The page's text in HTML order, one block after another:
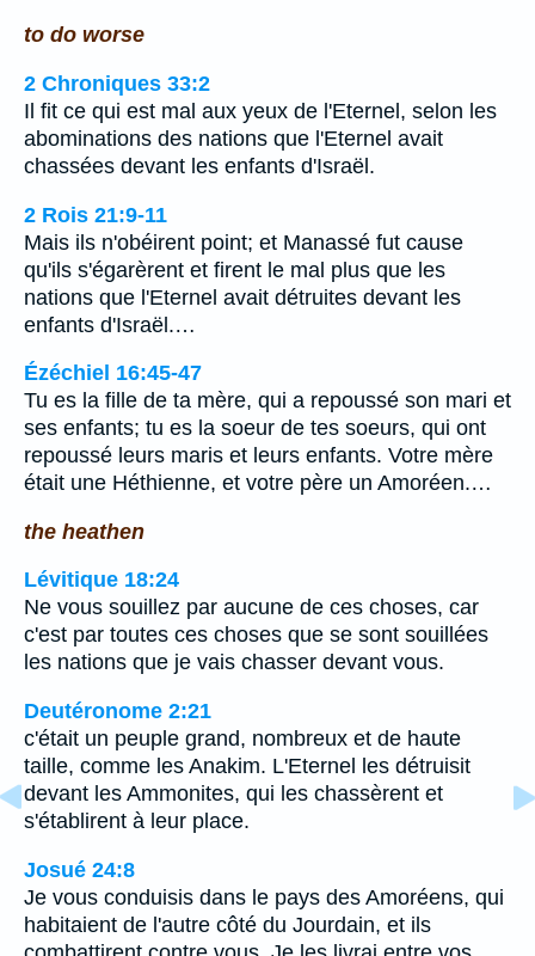
to do worse
2 Chroniques 33:2
Il fit ce qui est mal aux yeux de l'Eternel, selon les
abominations des nations que l'Eternel avait
chassées devant les enfants d'Israël.
2 Rois 21:9-11
Mais ils n'obéirent point; et Manassé fut cause
qu'ils s'égarèrent et firent le mal plus que les
nations que l'Eternel avait détruites devant les
enfants d'Israël.…
Ézéchiel 16:45-47
Tu es la fille de ta mère, qui a repoussé son mari et
ses enfants; tu es la soeur de tes soeurs, qui ont
repoussé leurs maris et leurs enfants. Votre mère
était une Héthienne, et votre père un Amoréen.…
the heathen
Lévitique 18:24
Ne vous souillez par aucune de ces choses, car
c'est par toutes ces choses que se sont souillées
les nations que je vais chasser devant vous.
Deutéronome 2:21
c'était un peuple grand, nombreux et de haute
taille, comme les Anakim. L'Eternel les détruisit
devant les Ammonites, qui les chassèrent et
s'établirent à leur place.
Josué 24:8
Je vous conduisis dans le pays des Amoréens, qui
habitaient de l'autre côté du Jourdain, et ils